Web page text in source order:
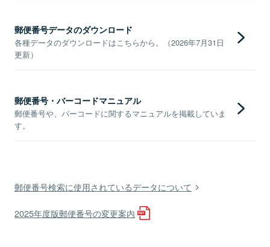
郵便番号データのダウンロード
各種データのダウンロードはこちらから。（2026年7月31日
更新）
郵便番号・バーコードマニュアル
郵便番号や、バーコードに関するマニュアルを掲載していま
す。
郵便番号検索に使用されているデータについて
2025年度版郵便番号の変更案内